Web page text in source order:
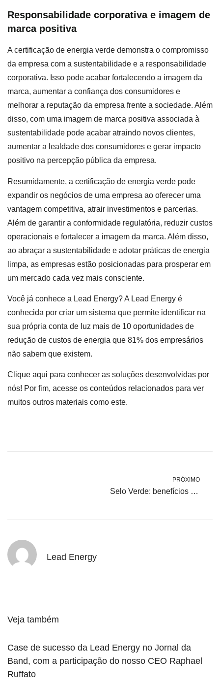
Responsabilidade corporativa e imagem de
marca positiva
A certificação de energia verde demonstra o compromisso
da empresa com a sustentabilidade e a responsabilidade
corporativa. Isso pode acabar fortalecendo a imagem da
marca, aumentar a confiança dos consumidores e
melhorar a reputação da empresa frente a sociedade. Além
disso, com uma imagem de marca positiva associada à
sustentabilidade pode acabar atraindo novos clientes,
aumentar a lealdade dos consumidores e gerar impacto
positivo na percepção pública da empresa.
Resumidamente, a certificação de energia verde pode
expandir os negócios de uma empresa ao oferecer uma
vantagem competitiva, atrair investimentos e parcerias.
Além de garantir a conformidade regulatória, reduzir custos
operacionais e fortalecer a imagem da marca. Além disso,
ao abraçar a sustentabilidade e adotar práticas de energia
limpa, as empresas estão posicionadas para prosperar em
um mercado cada vez mais consciente.
Você já conhece a Lead Energy? A Lead Energy é
conhecida por criar um sistema que permite identificar na
sua própria conta de luz mais de 10 oportunidades de
redução de custos de energia que 81% dos empresários
não sabem que existem.
Clique aqui para conhecer as soluções desenvolvidas por
nós! Por fim, acesse os conteúdos relacionados para ver
muitos outros materiais como este.
PRÓXIMO
Selo Verde: benefícios ambientais e comerciais de ser sustentável
Lead Energy
Veja também
Case de sucesso da Lead Energy no Jornal da
Band, com a participação do nosso CEO Raphael
Ruffato